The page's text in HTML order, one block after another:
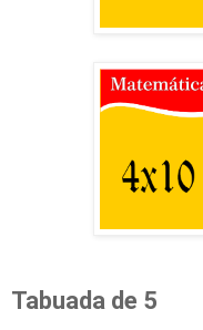
Tabuada de 5